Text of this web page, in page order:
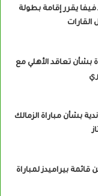
يقرر إقامة بطولة
القارات
بشأن تعاقد الأهلي مع
بشأن مباراة الزمالك
بيراميدز لمباراة